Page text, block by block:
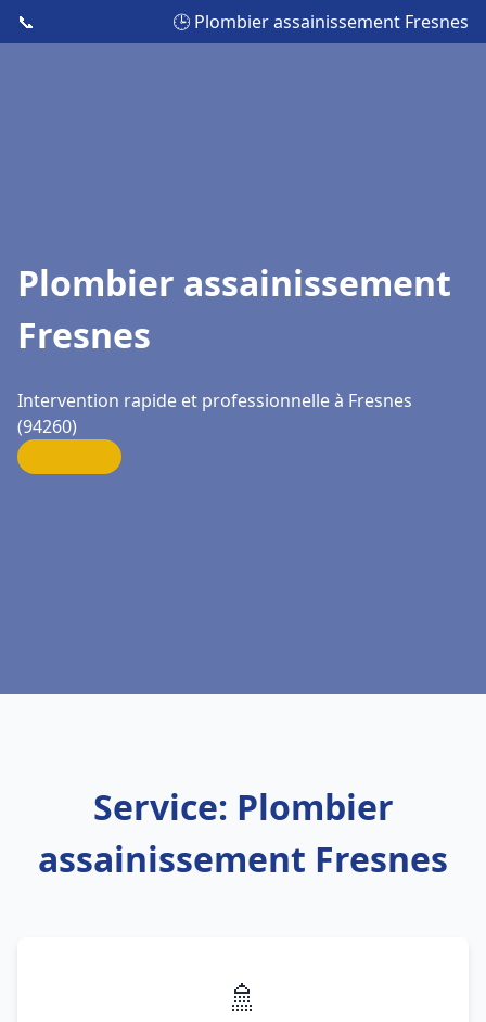
📞 🕒 Plombier assainissement Fresnes
Plombier assainissement
Fresnes
Intervention rapide et professionnelle à Fresnes
(94260)
Service: Plombier
assainissement Fresnes
🚿